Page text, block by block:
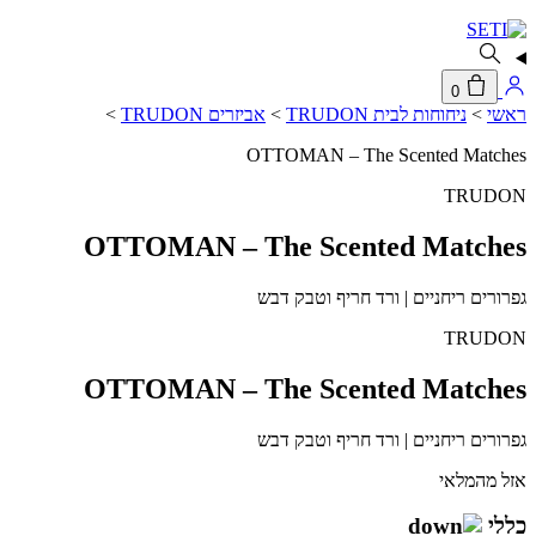
0
ראשי > ניחוחות לבית TRUDON > אביזרים TRUDON
>
OTTOMAN – The Scented Matches
TRUDON
OTTOMAN – The Scented Matches
גפרורים ריחניים | ורד חריף וטבק דבש
TRUDON
OTTOMAN – The Scented Matches
גפרורים ריחניים | ורד חריף וטבק דבש
אזל מהמלאי
כללי